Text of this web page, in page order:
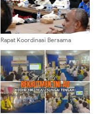
Rapat Koordinasi Bersama
Gubernur Apolo Dorong
Percepatan Pembangunan